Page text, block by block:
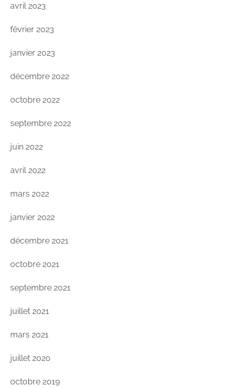
avril 2023
février 2023
janvier 2023
décembre 2022
octobre 2022
septembre 2022
juin 2022
avril 2022
mars 2022
janvier 2022
décembre 2021
octobre 2021
septembre 2021
juillet 2021
mars 2021
juillet 2020
octobre 2019